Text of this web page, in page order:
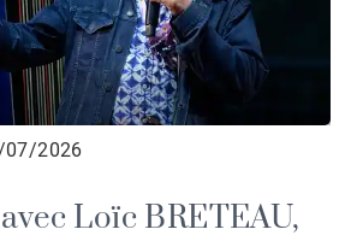
07/2026
Loïc BRETEAU,